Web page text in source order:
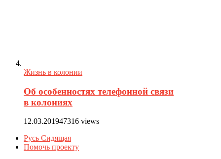
Жизнь в колонии
Об особенностях телефонной связи
в колониях
12.03.201947316 views
Русь Сидящая
Помочь проекту